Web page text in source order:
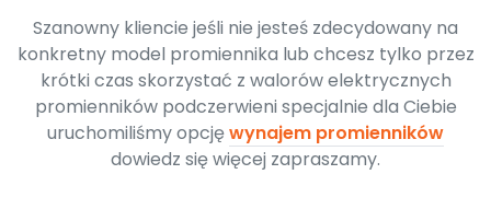
Szanowny kliencie jeśli nie jesteś zdecydowany na
konkretny model promiennika lub chcesz tylko przez
krótki czas skorzystać z walorów elektrycznych
promienników podczerwieni specjalnie dla Ciebie
uruchomiliśmy opcjęwynajem promienników
dowiedz się więcej zapraszamy.